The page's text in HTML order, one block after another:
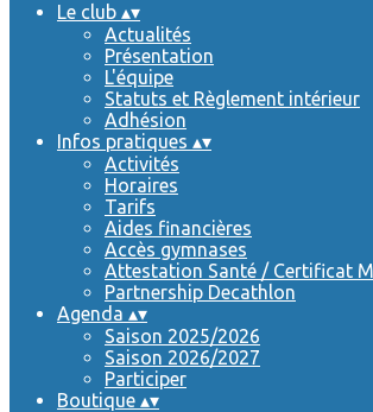
Le club ▴▾
Actualités
Présentation
L'équipe
Statuts et Règlement intérieur
Adhésion
Infos pratiques ▴▾
Activités
Horaires
Tarifs
Aides financières
Accès gymnases
Attestation Santé / Certificat
Partnership Decathlon
Agenda ▴▾
Saison 2025/2026
Saison 2026/2027
Participer
Boutique ▴▾